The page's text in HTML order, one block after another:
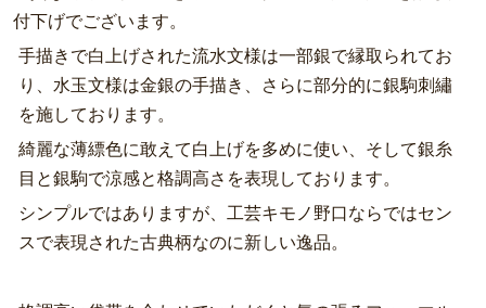
付下げでございます。
手描きで白上げされた流水文様は一部銀で縁取られてお
り、水玉文様は金銀の手描き、さらに部分的に銀駒刺繡
を施しております。
綺麗な薄縹色に敢えて白上げを多めに使い、そして銀糸
目と銀駒で涼感と格調高さを表現しております。
シンプルではありますが、工芸キモノ野口ならではセン
スで表現された古典柄なのに新しい逸品。